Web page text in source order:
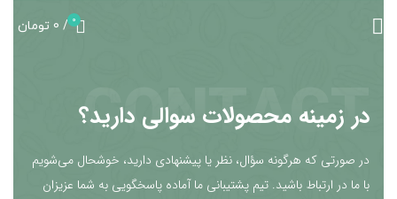
0
/
0 تومان
CONTACT
در زمینه محصولات سوالی دارید؟
در صورتی که هرگونه سؤال، نظر یا پیشنهادی دارید، خوشحال می‌شویم
با ما در ارتباط باشید. تیم پشتیبانی ما آماده پاسخگویی به شما عزیزان